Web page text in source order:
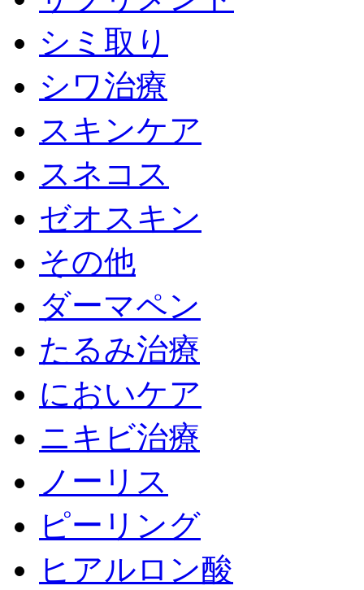
シミ取り
シワ治療
スキンケア
スネコス
ゼオスキン
その他
ダーマペン
たるみ治療
においケア
ニキビ治療
ノーリス
ピーリング
ヒアルロン酸